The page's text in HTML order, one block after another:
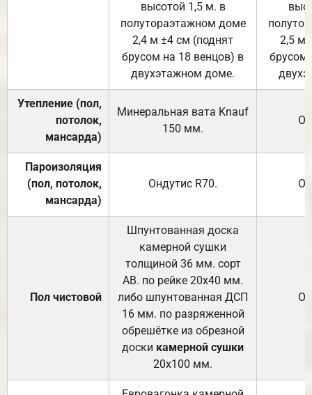
высотой 1,5 м. в
полутораэтажном доме
2,4 м ±4 см (поднят
брусом на 18 венцов) в
двухэтажном доме.
2,5 м
брусом
Утепление (пол,
потолок,
мансарда)
Минеральная вата Knauf
150 мм.
Пароизоляция
(пол, потолок,
мансарда)
Ондутис R70.
Пол чистовой
Шпунтованная доска
камерной сушки
толщиной 36 мм. сорт
АВ. по рейке 20х40 мм.
либо шпунтованная ДСП
16 мм. по разряженной
обрешётке из обрезной
доски камерной сушки
20х100 мм.